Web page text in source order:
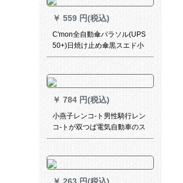
￥ 559 円(税込)
C'mon全自動傘パラソル(UPS
50+)日焼け止め傘黒スエド小
黒傘折りたたみたみ晴雨兼用
外ゴム自動傘
￥ 784 円(税込)
小燕子レンコ-ト男性騎行レン
コ-トが双つば電気自動車のス
ク-タレンコ-トレンパ-トレイ
コートコートの分体を大きく
して、ライダ-テックス